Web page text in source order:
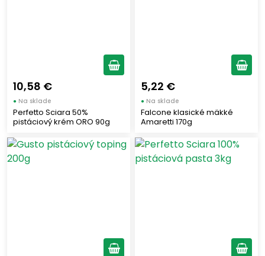
10,58 €
● Na sklade
Perfetto Sciara 50%
pistáciový krém ORO 90g
5,22 €
● Na sklade
Falcone klasické mäkké
Amaretti 170g